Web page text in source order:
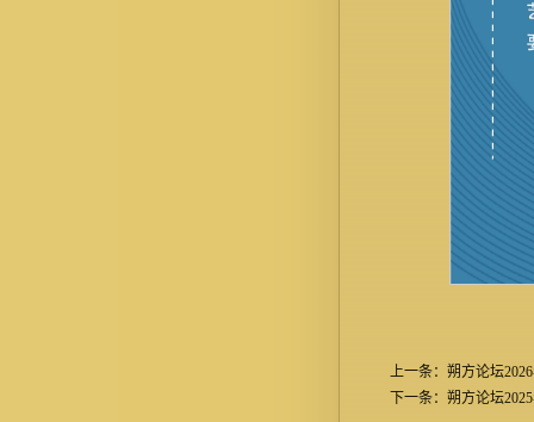
上一条： 朔方论坛
下一条： 朔方论坛